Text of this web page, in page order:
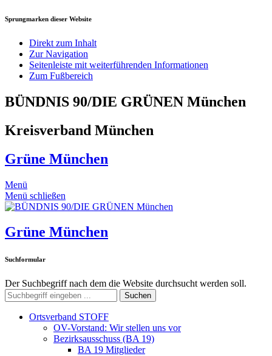
Sprungmarken dieser Website
Direkt zum Inhalt
Zur Navigation
Seitenleiste mit weiterführenden Informationen
Zum Fußbereich
BÜNDNIS 90/DIE GRÜNEN München
Kreisverband München
Grüne München
Menü
Menü schließen
Grüne München
Suchformular
Der Suchbegriff nach dem die Website durchsucht werden soll.
Suchen
Ortsverband STOFF
OV-Vorstand: Wir stellen uns vor
Bezirksausschuss (BA 19)
BA 19 Mitglieder